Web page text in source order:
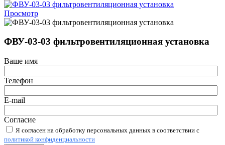
Просмотр
ФВУ-03-03 фильтровентиляционная установка
Ваше имя
Телефон
E-mail
Согласие
Я согласен на обработку персональных данных в соответствии с
политикой конфиденциальности